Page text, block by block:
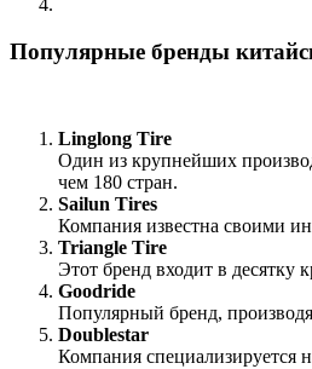
Популярные бренды
Linglong Tire
Один из крупнейших
чем 180 стран.
Sailun Tires
Компания известна своими
Triangle Tire
Этот бренд входит в десятку
Goodride
Популярный бренд,
Doublestar
Компания специализируется